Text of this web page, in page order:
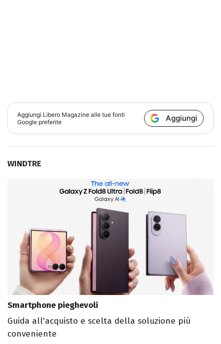
Aggiungi Libero Magazine alle tue fonti
Google preferite
Aggiungi
WINDTRE
Smartphone pieghevoli
Guida all'acquisto e scelta della soluzione più
conveniente